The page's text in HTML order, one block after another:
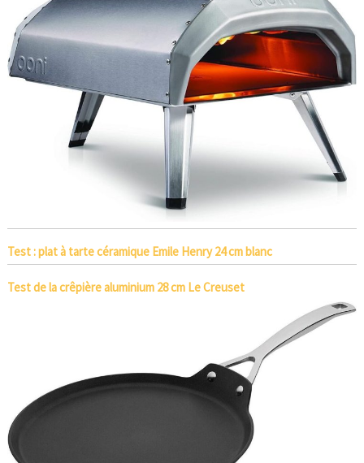
Test : plat à tarte céramique Emile Henry 24 cm blanc
Test de la crêpière aluminium 28 cm Le Creuset